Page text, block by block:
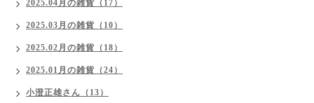
2025.04月の雑貨（17）
2025.03月の雑貨（10）
2025.02月の雑貨（18）
2025.01月の雑貨（24）
小澄正雄さん（13）